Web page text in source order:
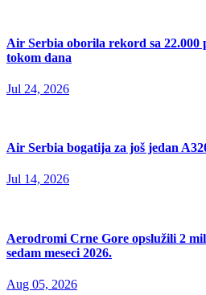
Air Serbia oborila rekord sa 22.000
tokom dana
Jul 24, 2026
Air Serbia bogatija za još jedan
Jul 14, 2026
Aerodromi Crne Gore opslužili 2
sedam meseci 2026.
Aug 05, 2026